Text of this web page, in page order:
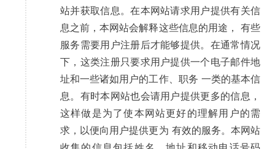
站并获取信息。在本网站请求用户提供有关信
息之前，本网站会解释这些信息的用途， 有些
服务需要用户注册后才能够提供。在通常情况
下，这类注册只要求用户提供一个电子邮件地
址和一些诸如用户的工作、职务 一类的基本信
息。有时本网站也会请用户提供更多的信息，
这样做是为了使本网站更好的理解用户的需
求，以便向用户提供更为 有效的服务。本网站